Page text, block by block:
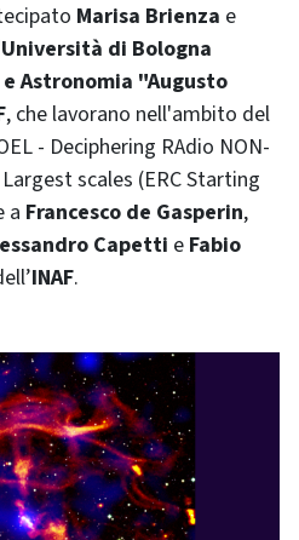
Marisa Brienza e
Università di Bologna
Astronomia "Augusto
, che lavorano nell'ambito del
- Deciphering RAdio NON-
scales (ERC Starting
a Francesco de Gasperin,
Capetti e Fabio
INAF.